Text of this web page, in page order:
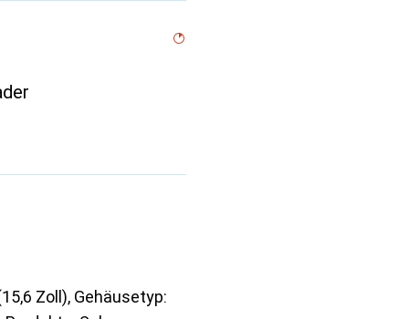
Zoll), Gehäusetyp: